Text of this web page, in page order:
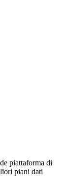
piattaforma di
piani dati